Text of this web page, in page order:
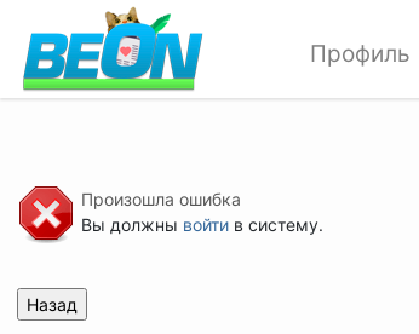
Профиль
Произошла ошибка
Вы должны войтив систему.